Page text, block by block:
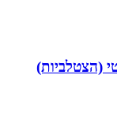
(הצטלביות)